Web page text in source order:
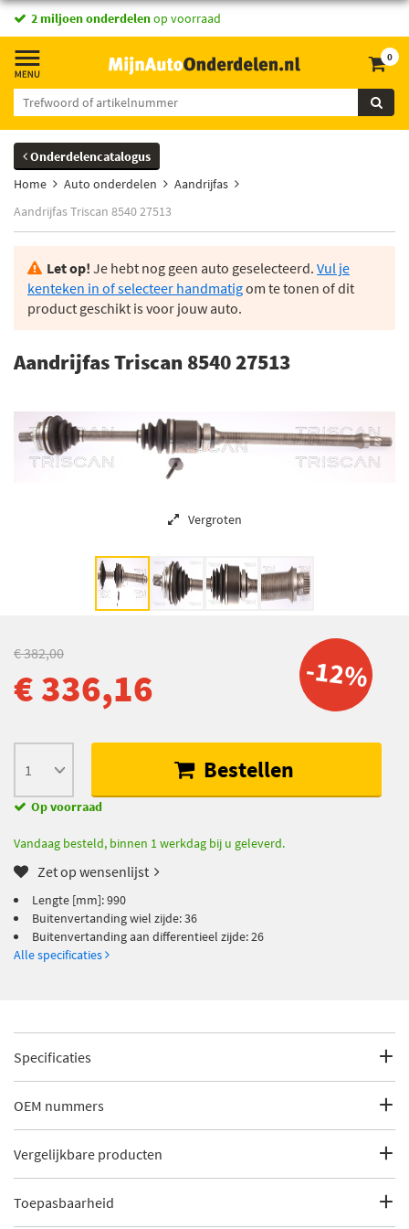
2 miljoen onderdelenop voorraad
0
Onderdelencatalogus
Home
Auto onderdelen
Aandrijfas
Aandrijfas Triscan 8540 27513
Let op! Je hebt nog geen auto geselecteerd. Vul je
kenteken in of selecteer handmatigom te tonen of dit
product geschikt is voor jouw auto.
Aandrijfas Triscan 8540 27513
Vergroten
-12%
€ 382,00
€ 336,16
Bestellen
Op voorraad
Vandaag besteld, binnen 1 werkdag bij u geleverd.
Zet op wensenlijst
Lengte [mm]: 990
Buitenvertanding wiel zijde: 36
Buitenvertanding aan differentieel zijde: 26
Alle specificaties
Specificaties
Fabrikantcode
Categorie
Aandrijfas
Bekijk meer
Triscan Aandrijfas
OEM nummers
Volvo
Volvo
8252050
Volvo
8252059
Vergelijkbare producten
Cevam 5518Z
Toepasbaarheid